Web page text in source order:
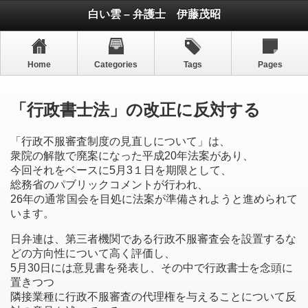
白い雲 – 弁護士 伊藤茂昭
Home Categories Tags Pages
「行政書士法」の改正に反対する
「行政不服審査制度の見直しについて」は、
衆院の解散で廃案になった平成20年法案があり、
今回それをベースに5月3１日を期限として、
総務省のパブリックコメントが行われ、
26年の通常国会を目処に法案が準備されようと進められて
います。
日弁連は、第三者機関である行政不服審査会を設置するな
どの方向性について高く評価し、
5月30日には意見書を発表し、その中で行政書士を念頭に
置きつつ
隣接業種に行政不服審査の代理権を与えることについて反